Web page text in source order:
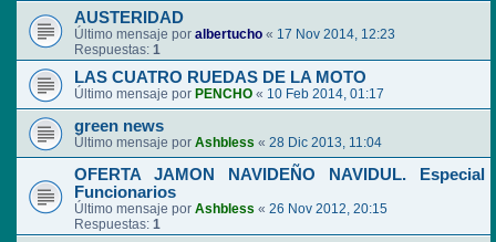
AUSTERIDAD
Último mensaje por albertucho « 17 Nov 2014, 12:23
Respuestas: 1
LAS CUATRO RUEDAS DE LA MOTO
Último mensaje por PENCHO « 10 Feb 2014, 01:17
green news
Último mensaje por Ashbless « 28 Dic 2013, 11:04
OFERTA JAMON NAVIDEÑO NAVIDUL. Especial
Funcionarios
Último mensaje por Ashbless « 26 Nov 2012, 20:15
Respuestas: 1